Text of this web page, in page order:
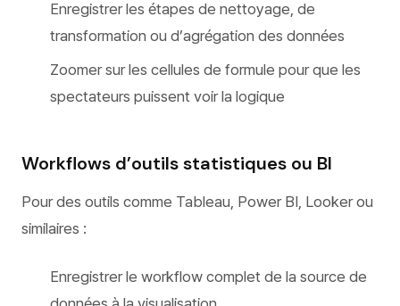
Enregistrer les étapes de nettoyage, de
transformation ou d’agrégation des données
Zoomer sur les cellules de formule pour que les
spectateurs puissent voir la logique
Workflows d’outils statistiques ou BI
Pour des outils comme Tableau, Power BI, Looker ou
similaires :
Enregistrer le workflow complet de la source de